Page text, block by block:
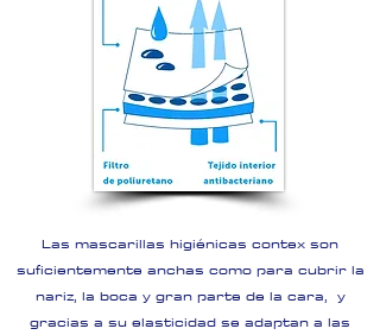
Las mascarillas higiénicas contex son
suficientemente anchas como para cubrir la
nariz, la boca y gran parte de la cara, y
gracias a su elasticidad se adaptan a las